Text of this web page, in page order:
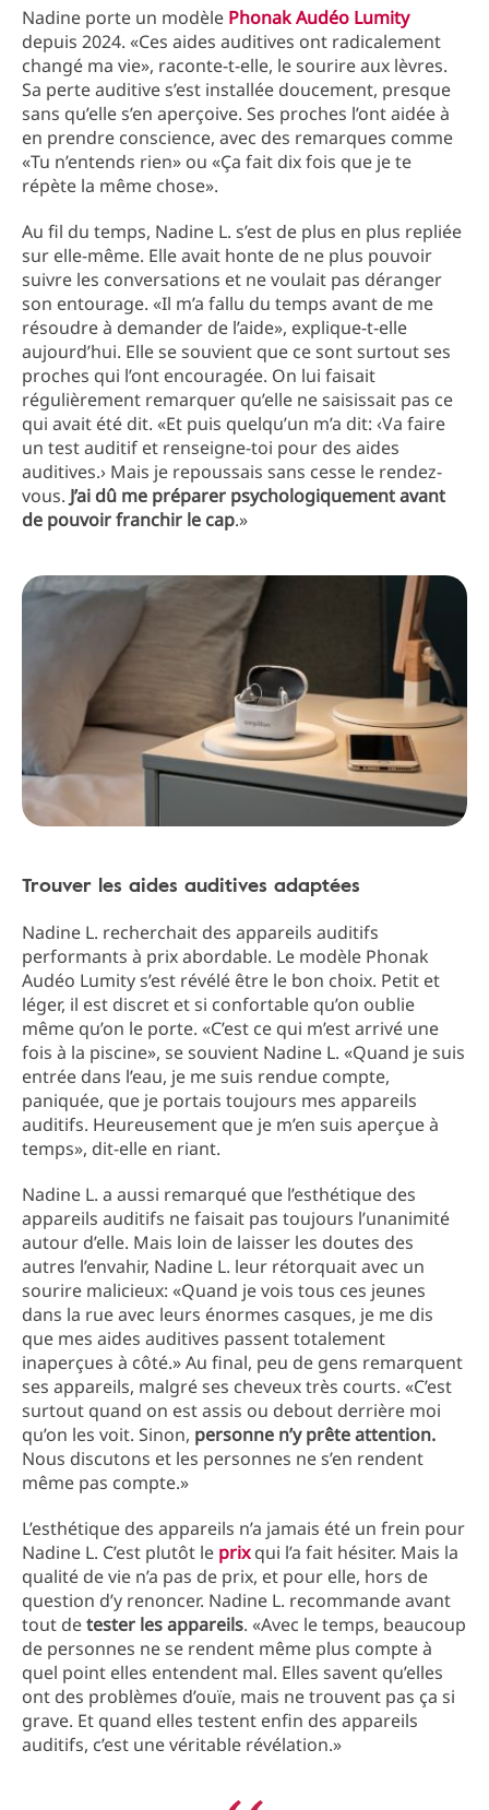
Nadine porte un modèle Phonak Audéo Lumity
depuis 2024. «Ces aides auditives ont radicalement
changé ma vie», raconte-t-elle, le sourire aux lèvres.
Sa perte auditive s’est installée doucement, presque
sans qu’elle s’en aperçoive. Ses proches l’ont aidée à
en prendre conscience, avec des remarques comme
«Tu n’entends rien» ou «Ça fait dix fois que je te
répète la même chose».
Au fil du temps, Nadine L. s’est de plus en plus repliée
sur elle-même. Elle avait honte de ne plus pouvoir
suivre les conversations et ne voulait pas déranger
son entourage. «Il m’a fallu du temps avant de me
résoudre à demander de l’aide», explique-t-elle
aujourd’hui. Elle se souvient que ce sont surtout ses
proches qui l’ont encouragée. On lui faisait
régulièrement remarquer qu’elle ne saisissait pas ce
qui avait été dit. «Et puis quelqu’un m’a dit: ‹Va faire
un test auditif et renseigne-toi pour des aides
auditives.› Mais je repoussais sans cesse le rendez-
vous. J’ai dû me préparer psychologiquement avant
de pouvoir franchir le cap.»
Trouver les aides auditives adaptées
Nadine L. recherchait des appareils auditifs
performants à prix abordable. Le modèle Phonak
Audéo Lumity s’est révélé être le bon choix. Petit et
léger, il est discret et si confortable qu’on oublie
même qu’on le porte. «C’est ce qui m’est arrivé une
fois à la piscine», se souvient Nadine L. «Quand je suis
entrée dans l’eau, je me suis rendue compte,
paniquée, que je portais toujours mes appareils
auditifs. Heureusement que je m’en suis aperçue à
temps», dit-elle en riant.
Nadine L. a aussi remarqué que l’esthétique des
appareils auditifs ne faisait pas toujours l’unanimité
autour d’elle. Mais loin de laisser les doutes des
autres l’envahir, Nadine L. leur rétorquait avec un
sourire malicieux: «Quand je vois tous ces jeunes
dans la rue avec leurs énormes casques, je me dis
que mes aides auditives passent totalement
inaperçues à côté.» Au final, peu de gens remarquent
ses appareils, malgré ses cheveux très courts. «C’est
surtout quand on est assis ou debout derrière moi
qu’on les voit. Sinon, personne n’y prête attention.
Nous discutons et les personnes ne s’en rendent
même pas compte.»
L’esthétique des appareils n’a jamais été un frein pour
Nadine L. C’est plutôt le prixqui l’a fait hésiter. Mais la
qualité de vie n’a pas de prix, et pour elle, hors de
question d’y renoncer. Nadine L. recommande avant
tout detester les appareils. «Avec le temps, beaucoup
de personnes ne se rendent même plus compte à
quel point elles entendent mal. Elles savent qu’elles
ont des problèmes d’ouïe, mais ne trouvent pas ça si
grave. Et quand elles testent enfin des appareils
auditifs, c’est une véritable révélation.»